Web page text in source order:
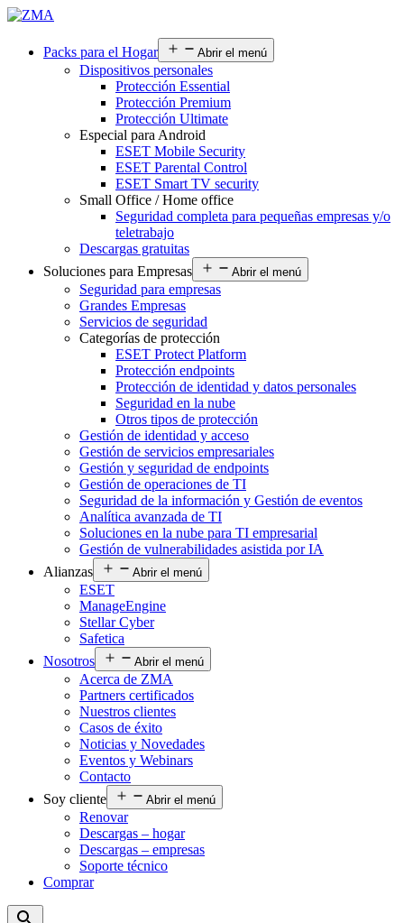
Packs para el Hogar Abrir el menú
Dispositivos personales
Protección Essential
Protección Premium
Protección Ultimate
Especial para Android
ESET Mobile Security
ESET Parental Control
ESET Smart TV security
Small Office / Home office
Seguridad completa para pequeñas empresas y/o
teletrabajo
Descargas gratuitas
Soluciones para Empresas
Abrir el menú
Seguridad para empresas
Grandes Empresas
Servicios de seguridad
Categorías de protección
ESET Protect Platform
Protección endpoints
Protección de identidad y datos personales
Seguridad en la nube
Otros tipos de protección
Gestión de identidad y acceso
Gestión de servicios empresariales
Gestión y seguridad de endpoints
Gestión de operaciones de TI
Seguridad de la información y Gestión de eventos
Analítica avanzada de TI
Soluciones en la nube para TI empresarial
Gestión de vulnerabilidades asistida por IA
Alianzas
Abrir el menú
ESET
ManageEngine
Stellar Cyber
Safetica
Nosotros
Abrir el menú
Acerca de ZMA
Partners certificados
Nuestros clientes
Casos de éxito
Noticias y Novedades
Eventos y Webinars
Contacto
Soy cliente
Abrir el menú
Renovar
Descargas – hogar
Descargas – empresas
Soporte técnico
Comprar